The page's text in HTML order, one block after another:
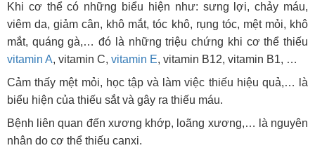
Khi cơ thể có những biểu hiện như: sưng lợi, chảy máu,
viêm da, giảm cân, khô mắt, tóc khô, rụng tóc, mệt mỏi, khô
mắt, quáng gà,… đó là những triệu chứng khi cơ thể thiếu
vitamin A, vitamin C, vitamin E, vitamin B12, vitamin B1, …
Cảm thấy mệt mỏi, học tập và làm việc thiếu hiệu quả,… là
biểu hiện của thiếu sắt và gây ra thiếu máu.
Bệnh liên quan đến xương khớp, loãng xương,… là nguyên
nhân do cơ thể thiếu canxi.